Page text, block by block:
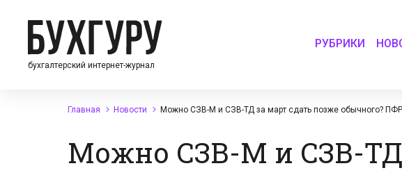
бухгалтерский интернет-журнал
РУБРИКИ
Главная Новости Можно СЗВ-М и СЗВ-ТД за март сдать позже обычного? ПФР
Можно СЗВ-М и СЗВ-ТД